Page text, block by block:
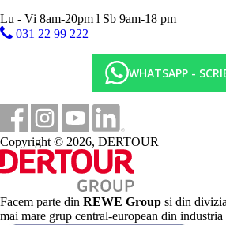
Site-ul web
https://www.pickalbatros.com/hotels-
Gratuit:Wi-Fi in hol.
Categoria oficiala
4 stele
Nota
Gama si calitatea serviciilor si
afectate de introducerea unor eventuale
antiepidemie in destinatia data. Viteza
conditiile locale.
Lu - Vi 8am-20pm l Sb 9am-18 pm
031 22 99 222
WHATSAPP -
Copyright © 2026, DERTOUR
Facem parte din REWE Group si din
mai mare grup central-european din